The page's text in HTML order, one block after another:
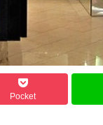
Pocket